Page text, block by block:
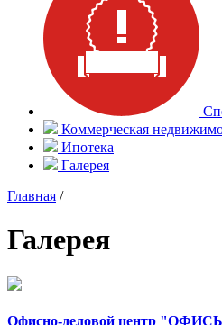
Коммерческая
Ипотека
Галерея
Главная /
Галерея
Офисно-деловой центр